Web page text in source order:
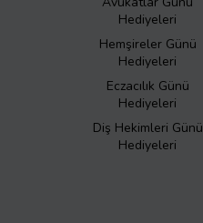
Hediyeleri
Hemşireler Günü
Hediyeleri
Eczacılık Günü
Hediyeleri
Diş Hekimleri Günü
Hediyeleri